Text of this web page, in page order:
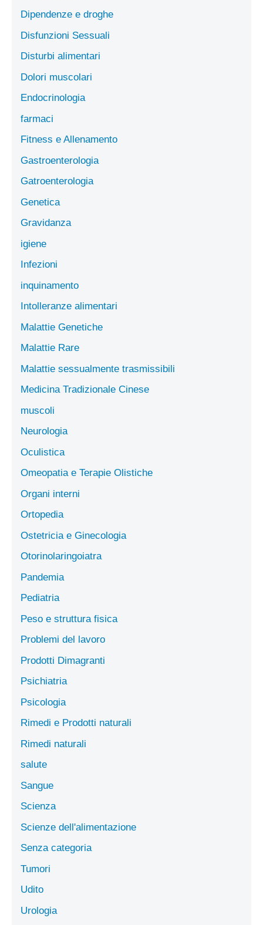
Dipendenze e droghe
Disfunzioni Sessuali
Disturbi alimentari
Dolori muscolari
Endocrinologia
farmaci
Fitness e Allenamento
Gastroenterologia
Gatroenterologia
Genetica
Gravidanza
igiene
Infezioni
inquinamento
Intolleranze alimentari
Malattie Genetiche
Malattie Rare
Malattie sessualmente trasmissibili
Medicina Tradizionale Cinese
muscoli
Neurologia
Oculistica
Omeopatia e Terapie Olistiche
Organi interni
Ortopedia
Ostetricia e Ginecologia
Otorinolaringoiatra
Pandemia
Pediatria
Peso e struttura fisica
Problemi del lavoro
Prodotti Dimagranti
Psichiatria
Psicologia
Rimedi e Prodotti naturali
Rimedi naturali
salute
Sangue
Scienza
Scienze dell'alimentazione
Senza categoria
Tumori
Udito
Urologia